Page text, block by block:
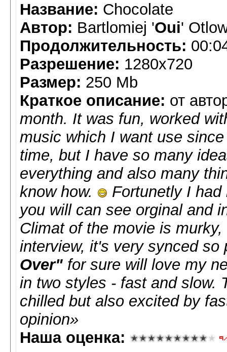
Название: Chocolate
Автор: Bartlomiej 'Oui'
Продолжительность:
Разрешение: 1280x720
Размер: 250 Mb
Краткое описание: от
month. It was fun, worked
music which I want use
time, but I have so many
everything and also many
know how.
Fortunetly I
you will can see orginal and
Climat of the movie is
interview, it's very synced
Over" for sure will love my
in two styles - fast and slow.
chilled but also excited by
opinion»
Наша оценка: